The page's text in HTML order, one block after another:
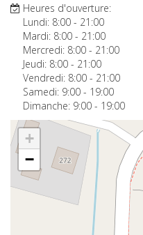
Heures d'ouverture:
Lundi: 8:00 - 21:00
Mardi: 8:00 - 21:00
Mercredi: 8:00 - 21:00
Jeudi: 8:00 - 21:00
Vendredi: 8:00 - 21:00
Samedi: 9:00 - 19:00
Dimanche: 9:00 - 19:00
+
−